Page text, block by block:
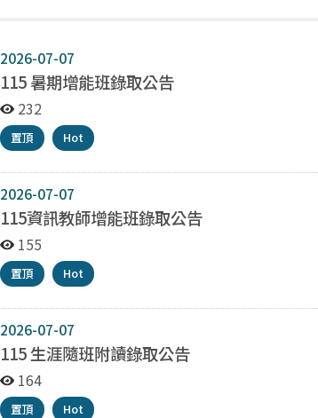
2026-07-07
115 暑期增能班錄取公告
232
置頂 Hot
2026-07-07
115資訊教師增能班錄取公告
155
置頂 Hot
2026-07-07
115 生涯隨班附讀錄取公告
164
置頂 Hot